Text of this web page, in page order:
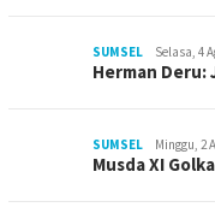
SUMSEL Selasa, 4
Herman Deru:
SUMSEL Minggu, 2
Musda XI